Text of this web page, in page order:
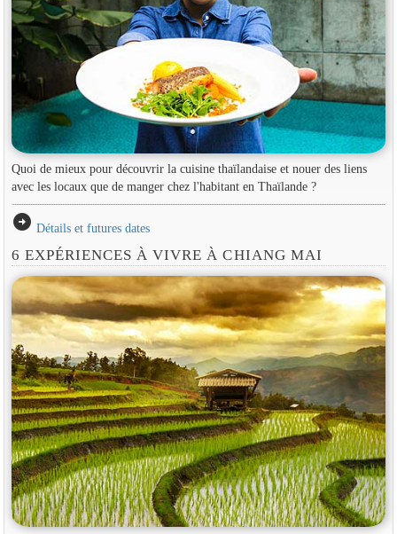
Quoi de mieux pour découvrir la cuisine thaïlandaise et nouer des liens
avec les locaux que de manger chez l'habitant en Thaïlande ?
arrow_circle_right Détails et futures dates
6 EXPÉRIENCES À VIVRE À CHIANG MAI